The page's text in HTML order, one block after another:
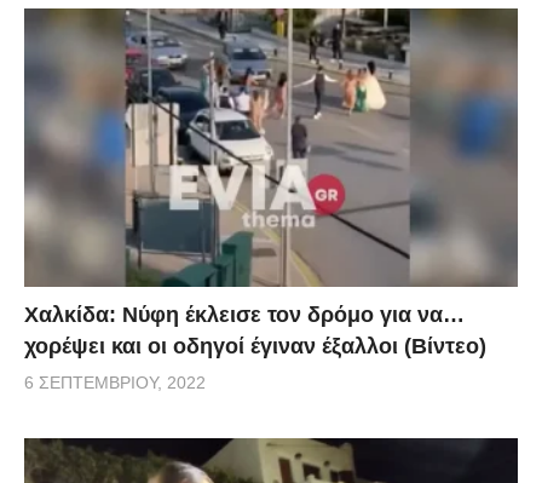
Χαλκίδα: Νύφη έκλεισε τον δρόμο για να…
χορέψει και οι οδηγοί έγιναν έξαλλοι (Βίντεο)
6 ΣΕΠΤΕΜΒΡΊΟΥ, 2022